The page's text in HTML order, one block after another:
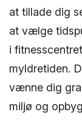
at tillade dig
at vælge
i
myldretiden.
vænne dig
miljø og